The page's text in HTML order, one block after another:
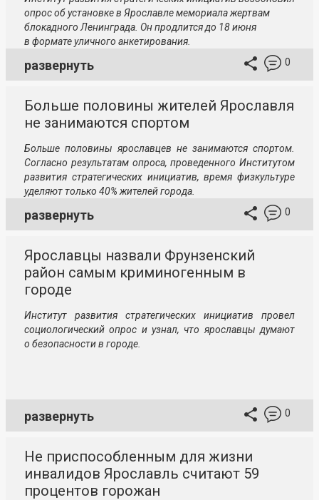
опрос об установке в Ярославле мемориала жертвам
блокадного Ленинграда. Он продлится до 18 июня
в формате уличного анкетирования.
развернуть 0
Больше половины жителей Ярославля
не занимаются спортом
Больше половины ярославцев не занимаются спортом.
Согласно результатам опроса, проведенного Институтом
развития стратегических инициатив, время физкультуре
уделяют только 40% жителей города.
развернуть 0
Ярославцы назвали Фрунзенский
район самым криминогенным в
городе
Институт развития стратегических инициатив провел
социологический опрос и узнал, что ярославцы думают
о безопасности в городе.
развернуть 0
Не приспособленным для жизни
инвалидов Ярославль считают 59
процентов горожан